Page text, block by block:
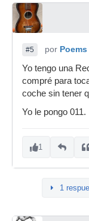
#5 por Poems
Yo tengo una
compré para
coche sin tener
Yo le pongo 011.
1
1